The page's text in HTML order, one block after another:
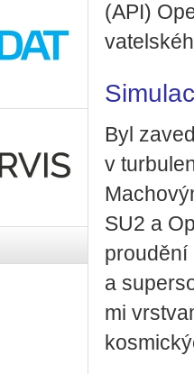
(API)
Byl
v
SU2 a
prou­dě­ní
a
mi